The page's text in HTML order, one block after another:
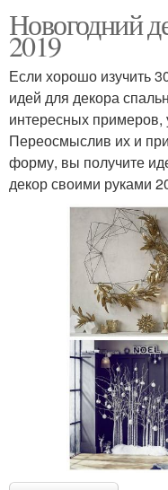
Новогодний
2019
Если хорошо изучить
идей для декора
интересных примеров,
Переосмыслив их и
форму, вы получите
декор своими руками